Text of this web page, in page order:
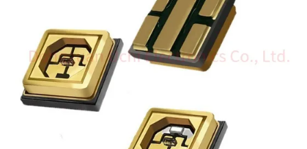
NOUVELLES
DEMANDEZ
UNE